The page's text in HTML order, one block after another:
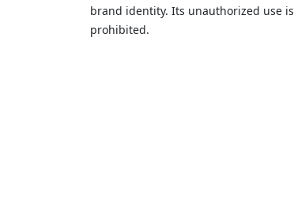
brand identity. Its unauthorized use is
prohibited.